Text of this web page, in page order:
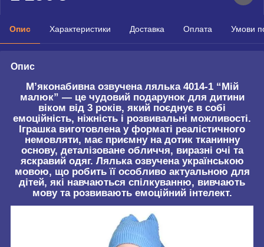
Опис Характеристики Доставка Оплата Умови
Опис
М’яконабивна озвучена лялька 4014-1 “Мій
малюк” — це чудовий подарунок для дитини
віком від 3 років, який поєднує в собі
емоційність, ніжність і розвивальні можливості.
Іграшка виготовлена у форматі реалістичного
немовляти, має приємну на дотик тканинну
основу, деталізоване обличчя, виразні очі та
яскравий одяг. Лялька озвучена українською
мовою, що робить її особливо актуальною для
дітей, які навчаються спілкуванню, вивчають
мову та розвивають емоційний інтелект.